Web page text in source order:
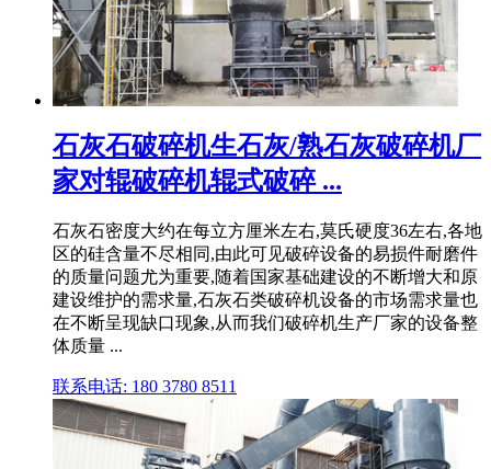
石灰石破碎机生石灰/熟石灰破碎机厂
家对辊破碎机辊式破碎 ...
石灰石密度大约在每立方厘米左右,莫氏硬度36左右,各地
区的硅含量不尽相同,由此可见破碎设备的易损件耐磨件
的质量问题尤为重要,随着国家基础建设的不断增大和原
建设维护的需求量,石灰石类破碎机设备的市场需求量也
在不断呈现缺口现象,从而我们破碎机生产厂家的设备整
体质量 ...
联系电话: 180 3780 8511